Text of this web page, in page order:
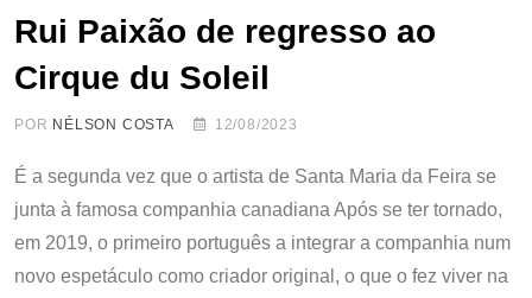
Rui Paixão de regresso ao
Cirque du Soleil
POR NÉLSON COSTA 12/08/2023
É a segunda vez que o artista de Santa Maria da Feira se
junta à famosa companhia canadiana Após se ter tornado,
em 2019, o primeiro português a integrar a companhia num
novo espetáculo como criador original, o que o fez viver na